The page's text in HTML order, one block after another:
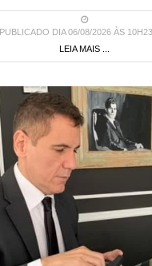
PUBLICADO DIA 06/08/2026 ÀS
LEIA MAIS ...